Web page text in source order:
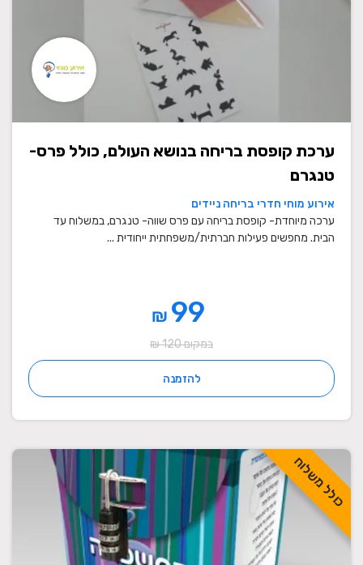
ערכת קופסת בריחה בנושא העולם, כולל פרס-
טנגרם
אירוע מוחי חדרי בריחה ניידים
ערכה מיוחדת- קופסת בריחה עם פרס שווה- טנגרם, במשלוח עד
הבית. מחפשים פעילות חברתית/משפחתית ייחודית ...
₪
במקום 120 ₪
להזמנה
כולל משלוח